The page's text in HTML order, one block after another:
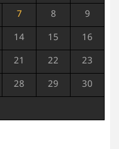
7 8 9
14 15 16
21 22 23
28 29 30